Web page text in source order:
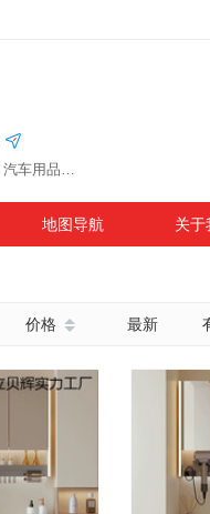
主营商品：百货、摆摊、眼镜、地摊、穿戴甲、汽车用品、帽子、宠物用品、车载摆件、宠物玩具、文具、户外、树脂工艺品、餐具、文创、垃圾袋、箱包
地图导航 关于
价格 最新